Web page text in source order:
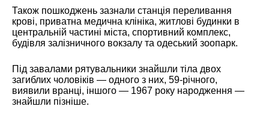
Також пошкоджень зазнали станція переливання
крові, приватна медична клініка, житлові будинки в
центральній частині міста, спортивний комплекс,
будівля залізничного вокзалу та одеський зоопарк.
Під завалами рятувальники знайшли тіла двох
загиблих чоловіків — одного з них, 59-річного,
виявили вранці, іншого — 1967 року народження —
знайшли пізніше.